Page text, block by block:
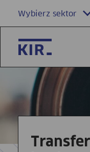
Wybierz sektor